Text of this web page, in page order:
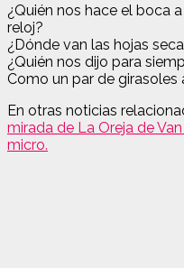
¿Quién nos hace el boca
reloj?
¿Dónde van las hojas
¿Quién nos dijo para
Como un par de girasoles
En otras noticias
mirada de La Oreja de
micro.